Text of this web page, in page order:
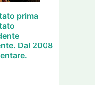
prima
Dal 2008